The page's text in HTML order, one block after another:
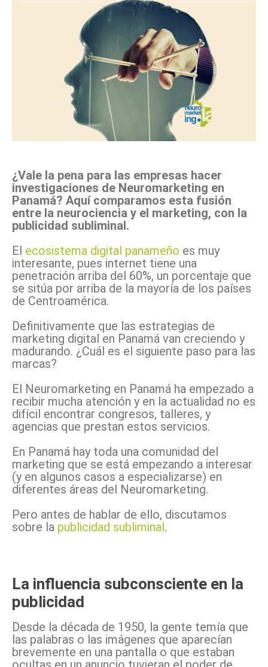
¿Vale la pena para las empresas hacer
investigaciones de Neuromarketing en
Panamá? Aquí comparamos esta fusión
entre la neurociencia y el marketing, con la
publicidad subliminal.
El ecosistema digital panameño es muy
interesante, pues internet tiene una
penetración arriba del 60%, un porcentaje que
se sitúa por arriba de la mayoría de los países
de Centroamérica.
Definitivamente que las estrategias de
marketing digital en Panamá van creciendo y
madurando. ¿Cuál es el siguiente paso para las
marcas?
El Neuromarketing en Panamá ha empezado a
recibir mucha atención y en la actualidad no es
difícil encontrar congresos, talleres, y
agencias que prestan estos servicios.
En Panamá hay toda una comunidad del
marketing que se está empezando a interesar
(y en algunos casos a especializarse) en
diferentes áreas del Neuromarketing.
Pero antes de hablar de ello, discutamos
sobre la publicidad subliminal.
La influencia subconsciente en la
publicidad
Desde la década de 1950, la gente temía que
las palabras o las imágenes que aparecían
brevemente en una pantalla o que estaban